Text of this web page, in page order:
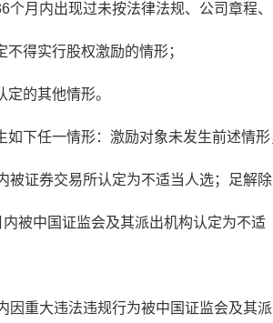
个月内出现过未按法律法规、公司章程
不得实行股权激励的情形；
定的其他情形。
如下任一情形：激励对象未发生前述情
被证券交易所认定为不适当人选；足解
被中国证监会及其派出机构认定为不适
因重大违法违规行为被中国证监会及其